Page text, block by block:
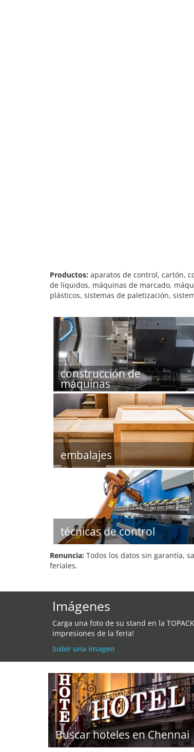
Productos: aparatos de control, cartón,
de líquidos, máquinas de marcado,
plásticos, sistemas de paletización,
construcción de
máquinas
embalajes
técnicas de control
Renuncia: Todos los datos sin garantía,
feriales.
Imágenes
Carga una foto de su stand en la
impresiones de la feria!
Subir una imagen
Buscar hoteles en Chennai